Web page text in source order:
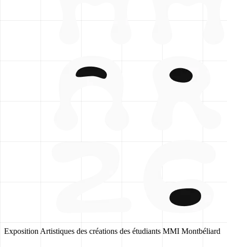
Exposition Artistiques des créations des étudiants MMI Montbéliard